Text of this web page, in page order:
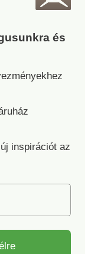
és
inspirációt az